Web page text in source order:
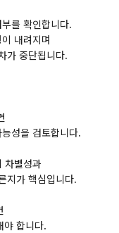
를 확인합니다.
내려지며
가 중단됩니다.
성을 검토합니다.
차별성과
지가 핵심입니다.
야 합니다.